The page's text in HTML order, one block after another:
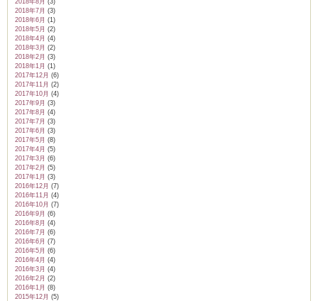
2018年7月 (3)
2018年6月 (1)
2018年5月 (2)
2018年4月 (4)
2018年3月 (2)
2018年2月 (3)
2018年1月 (1)
2017年12月 (6)
2017年11月 (2)
2017年10月 (4)
2017年9月 (3)
2017年8月 (4)
2017年7月 (3)
2017年6月 (3)
2017年5月 (8)
2017年4月 (5)
2017年3月 (6)
2017年2月 (5)
2017年1月 (3)
2016年12月 (7)
2016年11月 (4)
2016年10月 (7)
2016年9月 (6)
2016年8月 (4)
2016年7月 (6)
2016年6月 (7)
2016年5月 (6)
2016年4月 (4)
2016年3月 (4)
2016年2月 (2)
2016年1月 (8)
2015年12月 (5)